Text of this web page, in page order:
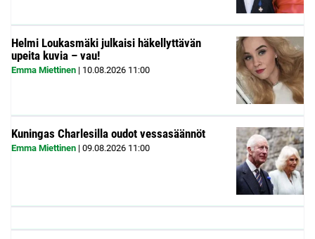
Helmi Loukasmäki julkaisi häkellyttävän
upeita kuvia – vau!
Emma Miettinen | 10.08.2026 11:00
Kuningas Charlesilla oudot vessasäännöt
Emma Miettinen | 09.08.2026 11:00